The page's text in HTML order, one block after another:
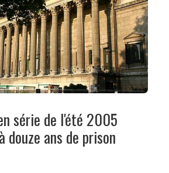
série de l'été 2005
douze ans de prison